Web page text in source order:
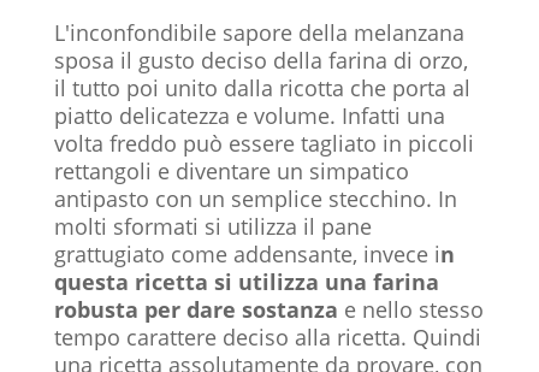
L'inconfondibile sapore della melanzana
sposa il gusto deciso della farina di orzo,
il tutto poi unito dalla ricotta che porta al
piatto delicatezza e volume. Infatti una
volta freddo può essere tagliato in piccoli
rettangoli e diventare un simpatico
antipasto con un semplice stecchino. In
molti sformati si utilizza il pane
grattugiato come addensante, invece in
questa ricetta si utilizza una farina
robusta per dare sostanza e nello stesso
tempo carattere deciso alla ricetta. Quindi
una ricetta assolutamente da provare, con